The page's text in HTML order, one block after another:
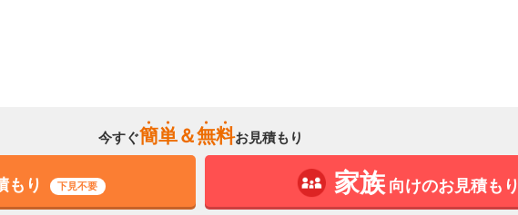
今すぐ簡単＆無料お見積もり
もり 下見不要 家族 向けのお見積もり